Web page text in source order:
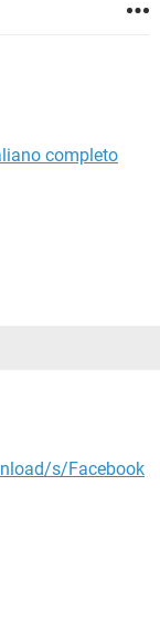
completo
s/Facebook